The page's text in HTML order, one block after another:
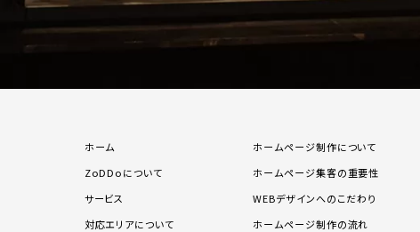
ホーム
ZoDDoについて
サービス
対応エリアについて
ホームページ制作について
ホームページ集客の重要性
WEBデザインへのこだわり
ホームページ制作の流れ